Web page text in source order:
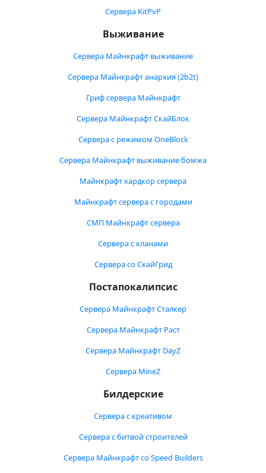
Сервера KitPvP
Выживание
Сервера Майнкрафт выживание
Сервера Майнкрафт анархия (2b2t)
Гриф сервера Майнкрафт
Сервера Майнкрафт СкайБлок
Сервера с режимом OneBlock
Сервера Майнкрафт выживание бомжа
Майнкрафт хардкор сервера
Майнкрафт сервера с городами
СМП Майнкрафт сервера
Сервера с кланами
Сервера со СкайГрид
Постапокалипсис
Сервера Майнкрафт Сталкер
Сервера Майнкрафт Раст
Сервера Майнкрафт DayZ
Сервера MineZ
Билдерские
Сервера с креативом
Сервера с битвой строителей
Сервера Майнкрафт со Speed Builders